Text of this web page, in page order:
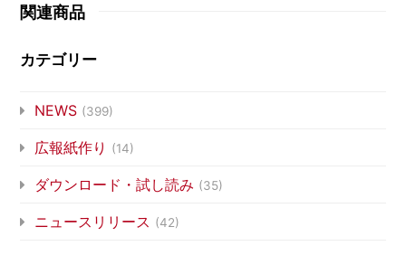
関連商品
カテゴリー
NEWS (399)
広報紙作り (14)
ダウンロード・試し読み (35)
ニュースリリース (42)